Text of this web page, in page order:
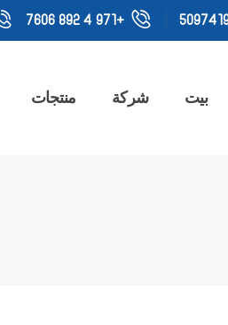
+971 4 892 7606
بيت شركة منتجات